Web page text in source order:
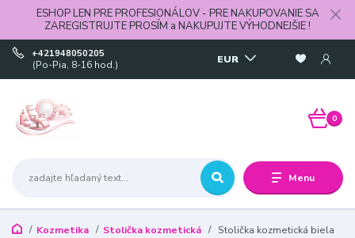
ESHOP LEN PRE PROFESIONÁLOV - PRE NAKUPOVANIE SA
ZAREGISTRUJTE PROSÍM a NAKUPUJTE VÝHODNEJŠIE !
Menu
EUR
+421948050205
(Po-Pia, 8-16 hod.)
0
Kozmetika Stolička kozmetická
Stolička kozmetická biela